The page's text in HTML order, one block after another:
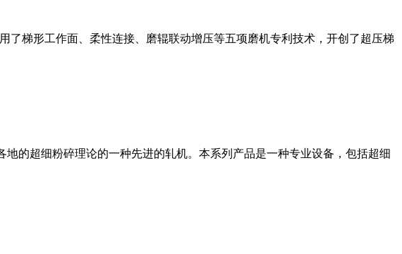
梯形工作面、柔性连接、磨辊联动增压等五项磨机专利技术，开创了超压梯
的超细粉碎理论的一种先进的轧机。本系列产品是一种专业设备，包括超细